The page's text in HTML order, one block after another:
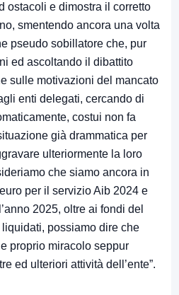
ostacoli e dimostra il corretto
smentendo ancora una volta
pseudo sobillatore che, pur
ed ascoltando il dibattito
sulle motivazioni del mancato
enti delegati, cercando di
costui non fa
già drammatica per
ulteriormente la loro
che siamo ancora in
per il servizio Aib 2024 e
2025, oltre ai fondi del
possiamo dire che
proprio miracolo seppur
ed ulteriori attività dell’ente”.